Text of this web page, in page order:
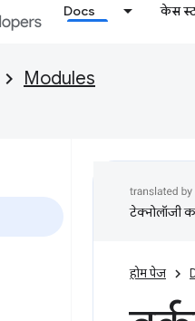
Docs केस
Modules
टेक्नोलॉजी
होम पेज